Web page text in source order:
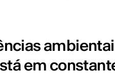
em